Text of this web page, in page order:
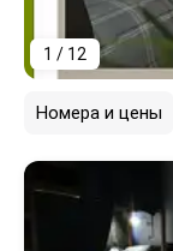
1 / 12
Номера и цены